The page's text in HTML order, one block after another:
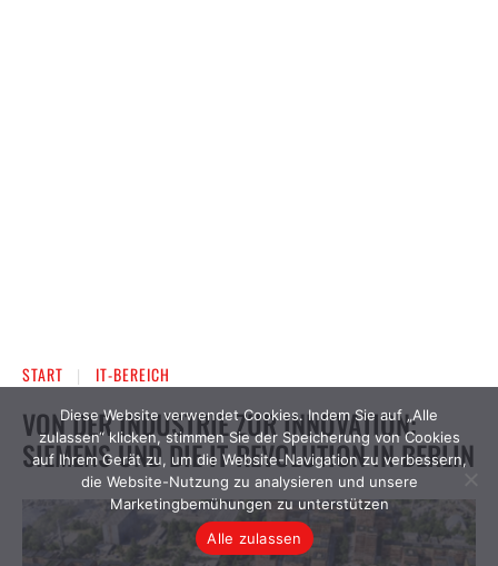
Diese Website verwendet Cookies. Indem Sie auf „Alle
zulassen“ klicken, stimmen Sie der Speicherung von Cookies
auf Ihrem Gerät zu, um die Website-Navigation zu verbessern,
die Website-Nutzung zu analysieren und unsere
Marketingbemühungen zu unterstützen
Alle zulassen